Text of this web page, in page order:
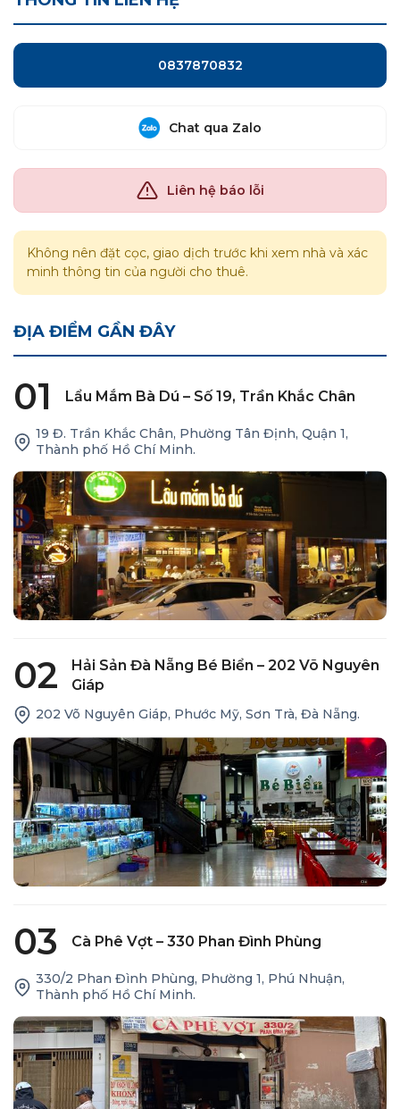
0837870832
Chat qua Zalo
Liên hệ báo lỗi
Không nên đặt cọc, giao dịch trước khi xem nhà và xác
minh thông tin của người cho thuê.
ĐỊA ĐIỂM GẦN ĐÂY
01 Lẩu Mắm Bà Dú – Số 19, Trần Khắc Chân
19 Đ. Trần Khắc Chân, Phường Tân Định, Quận 1,
Thành phố Hồ Chí Minh.
02
Hải Sản Đà Nẵng Bé Biển – 202 Võ Nguyên
Giáp
202 Võ Nguyên Giáp, Phước Mỹ, Sơn Trà, Đà Nẵng.
03 Cà Phê Vợt – 330 Phan Đình Phùng
330/2 Phan Đình Phùng, Phường 1, Phú Nhuận,
Thành phố Hồ Chí Minh.